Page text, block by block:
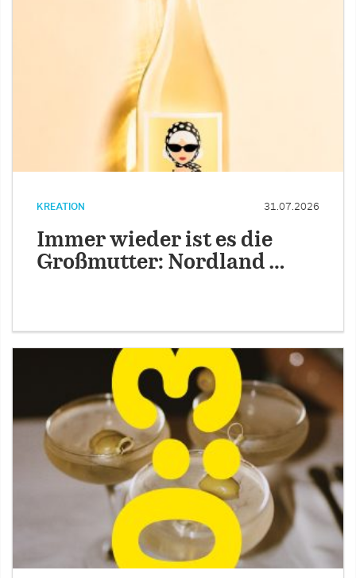
KREATION 31.07.2026
Immer wieder ist es die
Großmutter: Nordland …